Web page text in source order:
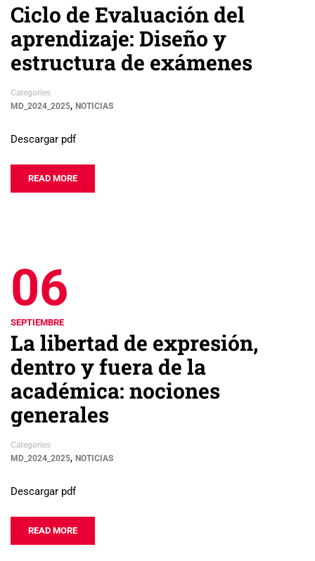
Ciclo de Evaluación del
aprendizaje: Diseño y
estructura de exámenes
Categories
MD_2024_2025, NOTICIAS
Descargar pdf
READ MORE
06
SEPTIEMBRE
La libertad de expresión,
dentro y fuera de la
académica: nociones
generales
Categories
MD_2024_2025, NOTICIAS
Descargar pdf
READ MORE